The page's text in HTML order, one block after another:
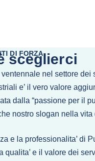
DI FORZA
sceglierci
ventennale nel settore
e’ il vero valore
dalla “passione per il
nostro slogan nella vita
e la professionalita’ di
qualita’ e il valore dei